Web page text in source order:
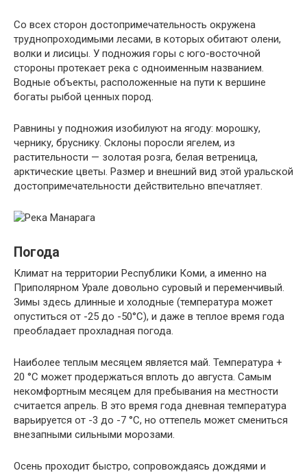
Со всех сторон достопримечательность окружена
труднопроходимыми лесами, в которых обитают олени,
волки и лисицы. У подножия горы с юго-восточной
стороны протекает река с одноименным названием.
Водные объекты, расположенные на пути к вершине
богаты рыбой ценных пород.
Равнины у подножия изобилуют на ягоду: морошку,
чернику, бруснику. Склоны поросли ягелем, из
растительности — золотая розга, белая ветреница,
арктические цветы. Размер и внешний вид этой уральской
достопримечательности действительно впечатляет.
Погода
Климат на территории Республики Коми, а именно на
Приполярном Урале довольно суровый и переменчивый.
Зимы здесь длинные и холодные (температура может
опуститься от -25 до -50°С), и даже в теплое время года
преобладает прохладная погода.
Наиболее теплым месяцем является май. Температура +
20 °С может продержаться вплоть до августа. Самым
некомфортным месяцем для пребывания на местности
считается апрель. В это время года дневная температура
варьируется от -3 до -7 °С, но оттепель может смениться
внезапными сильными морозами.
Осень проходит быстро, сопровождаясь дождями и